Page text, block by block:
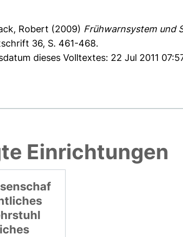
Robert (2009) Frühwarnsystem und
36, S. 461-468.
dieses Volltextes: 22 Jul 2011
Einrichtungen